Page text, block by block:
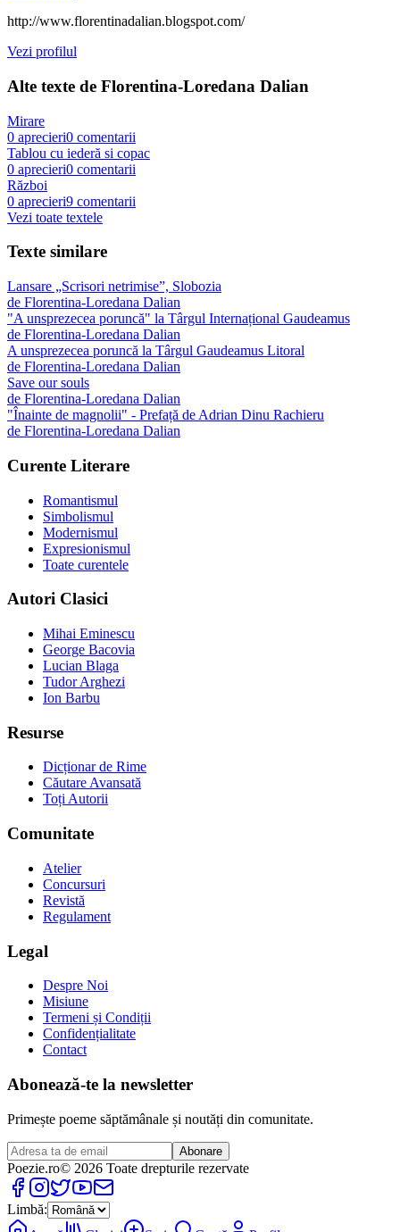
http://www.florentinadalian.blogspot.com/
Vezi profilul
Alte texte de Florentina-Loredana Dalian
Mirare
0 aprecieri0 comentarii
Tablou cu iederă si copac
0 aprecieri0 comentarii
Război
0 aprecieri9 comentarii
Vezi toate textele
Texte similare
Lansare „Scrisori netrimise”, Slobozia
de Florentina-Loredana Dalian
"A unsprezecea poruncă" la Târgul Internațional Gaudeamus
de Florentina-Loredana Dalian
A unsprezecea poruncă la Târgul Gaudeamus Litoral
de Florentina-Loredana Dalian
Save our souls
de Florentina-Loredana Dalian
"Înainte de magnolii" - Prefață de Adrian Dinu Rachieru
de Florentina-Loredana Dalian
Curente Literare
Romantismul
Simbolismul
Modernismul
Expresionismul
Toate curentele
Autori Clasici
Mihai Eminescu
George Bacovia
Lucian Blaga
Tudor Arghezi
Ion Barbu
Resurse
Dicționar de Rime
Căutare Avansată
Toți Autorii
Comunitate
Atelier
Concursuri
Revistă
Regulament
Legal
Despre Noi
Misiune
Termeni și Condiții
Confidențialitate
Contact
Abonează-te la newsletter
Primește poeme săptămânale și noutăți din comunitate.
Abonare
Poezie.ro© 2026 Toate drepturile rezervate
Limbă: